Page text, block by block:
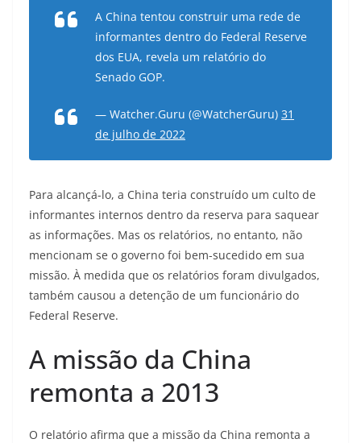
A China tentou construir uma rede de
informantes dentro do Federal Reserve
dos EUA, revela um relatório do
Senado GOP.
— Watcher.Guru (@WatcherGuru) 31
de julho de 2022
Para alcançá-lo, a China teria construído um culto de
informantes internos dentro da reserva para saquear
as informações. Mas os relatórios, no entanto, não
mencionam se o governo foi bem-sucedido em sua
missão. À medida que os relatórios foram divulgados,
também causou a detenção de um funcionário do
Federal Reserve.
A missão da China
remonta a 2013
O relatório afirma que a missão da China remonta a